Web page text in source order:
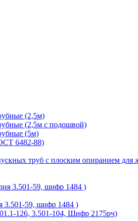
(2,5м)
(2,5м с подошвой)
(5м)
6482-88)
труб с плоским опиранием для
3.501-59, шифр 1484 )
3.501-59, шифр 1484 )
126, 3.501-104, Шифр 2175рч)